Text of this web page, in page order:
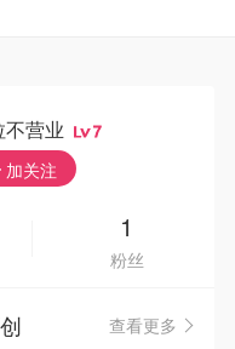
🇦🇺
🇳🇿新西兰
不营业 7
加关注
1
粉丝
查看更多